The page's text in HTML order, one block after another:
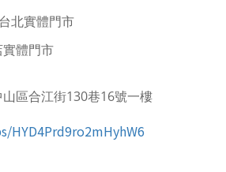
北實體門市
區合江街130巷16號一樓
HYD4Prd9ro2mHyhW6